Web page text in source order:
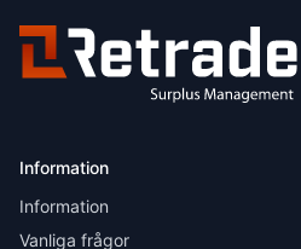
Information
Information
Vanliga frågor